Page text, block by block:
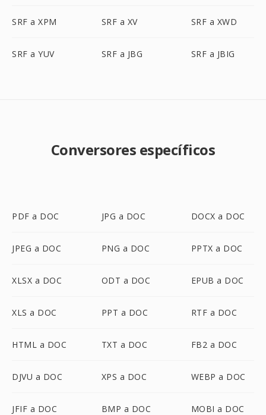
SRF a XPM SRF a XV SRF a XWD
SRF a YUV SRF a JBG SRF a JBIG
Conversores específicos
PDF a DOC JPG a DOC DOCX a DOC
JPEG a DOC PNG a DOC PPTX a DOC
XLSX a DOC ODT a DOC EPUB a DOC
XLS a DOC PPT a DOC RTF a DOC
HTML a DOC TXT a DOC FB2 a DOC
DJVU a DOC XPS a DOC WEBP a DOC
JFIF a DOC BMP a DOC MOBI a DOC